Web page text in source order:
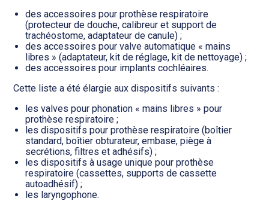
des accessoires pour prothèse respiratoire
(protecteur de douche, calibreur et support de
trachéostome, adaptateur de canule) ;
des accessoires pour valve automatique « mains
libres » (adaptateur, kit de réglage, kit de nettoyage) ;
des accessoires pour implants cochléaires.
Cette liste a été élargie aux dispositifs suivants :
les valves pour phonation « mains libres » pour
prothèse respiratoire ;
les dispositifs pour prothèse respiratoire (boîtier
standard, boîtier obturateur, embase, piège à
secrétions, filtres et adhésifs) ;
les dispositifs à usage unique pour prothèse
respiratoire (cassettes, supports de cassette
autoadhésif) ;
les laryngophone.